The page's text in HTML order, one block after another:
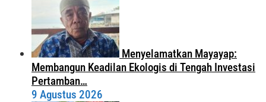
Menyelamatkan Mayayap:
Membangun Keadilan Ekologis di Tengah Investasi
Pertamban…
9 Agustus 2026